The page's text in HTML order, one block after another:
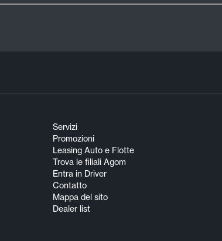
Servizi
Promozioni
Leasing Auto e Flotte
Trova le filiali Agom
Entra in Driver
Contatto
Mappa del sito
Dealer list